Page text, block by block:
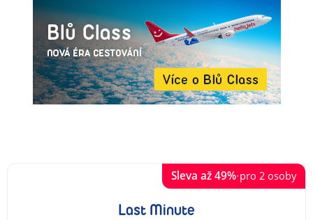
Last Minute
Sleva až49%·pro 2 osoby